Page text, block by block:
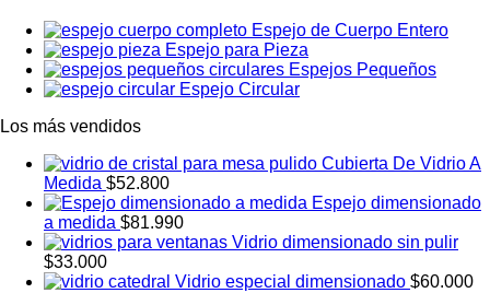
Espejo de Cuerpo Entero
Espejo para Pieza
Espejos Pequeños
Espejo Circular
Los más vendidos
Cubierta De Vidrio A
Medida $52.800
Espejo dimensionado
a medida $81.990
Vidrio dimensionado sin pulir
$33.000
Vidrio especial dimensionado $60.000